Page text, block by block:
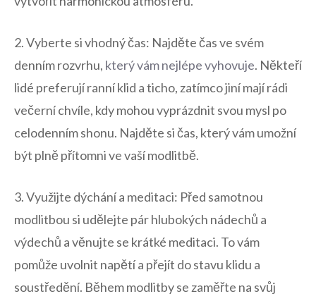
2. Vyberte si vhodný čas:‍ Najděte čas⁤ ve svém
denním rozvrhu, který vám ⁢nejlépe vyhovuje.⁣ Někteří
lidé preferují ranní​ klid​ a ticho, zatímco jiní mají ⁣rádi
večerní chvíle, kdy mohou ‍vyprázdnit svou mysl‍ po
celodenním ⁤shonu.⁢ Najděte si čas, který ​vám ⁣umožní
být plně přítomni ve vaší modlitbě.
3. ⁣Využijte dýchání a​ meditaci: ‍Před ⁢samotnou
modlitbou ​si udělejte pár hlubokých⁤ nádechů a
výdechů a věnujte se krátké meditaci. To vám
pomůže uvolnit napětí a přejít ⁢do stavu klidu a⁣
soustředění. Během modlitby se zaměřte na svůj